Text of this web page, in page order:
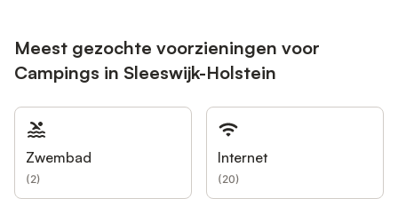
Meest gezochte voorzieningen voor
Campings in Sleeswijk-Holstein
Zwembad
(2)
Internet
(20)